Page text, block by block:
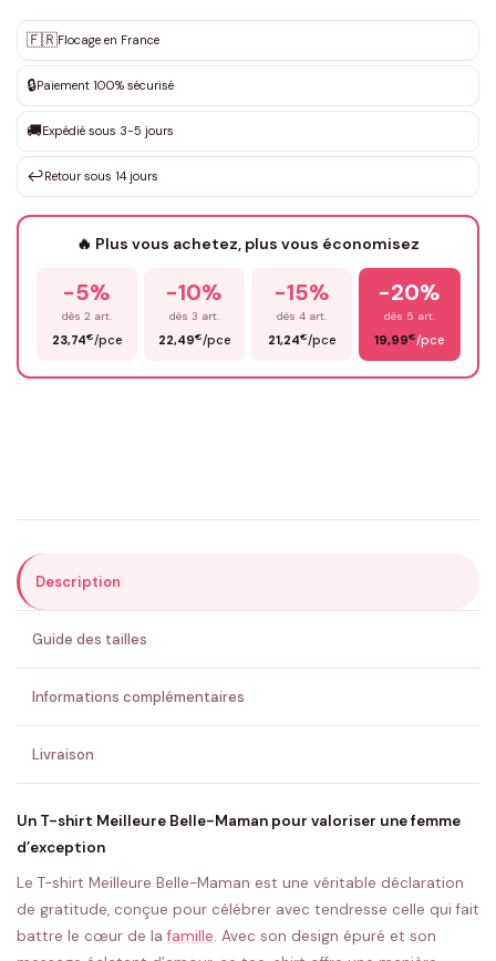
✨ Personnalisation sur mesure
DEVIS GRATUIT · Personnalisation de 3 à 10€ selon la demande
Que souhaitez-vous ?*
Votre texte / idée*
Prénom*
ENVOYER MA DEMANDE ✨
💚 Retour sous 24-48h🇫🇷 Flocage en France✅ Validation avant fabrication
🇫🇷Flocage en France
🔒Paiement 100% sécurisé
🚚Expédié sous 3-5 jours
↩️Retour sous 14 jours
🔥 Plus vous achetez, plus vous économisez
-5%
dès 2 art.
23,74€/pce
-10%
dès 3 art.
22,49€/pce
-15%
dès 4 art.
21,24€/pce
-20%
dès 5 art.
19,99€/pce
Description
Guide des tailles
Informations complémentaires
Livraison
Un T-shirt Meilleure Belle-Maman pour valoriser une femme
d’exception
Le T-shirt Meilleure Belle-Maman est une véritable déclaration
de gratitude, conçue pour célébrer avec tendresse celle qui fait
battre le cœur de lafamille. Avec son design épuré et son